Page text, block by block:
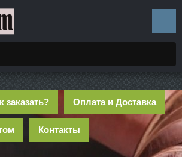
заказать? Оплата и Доставка
Контакты